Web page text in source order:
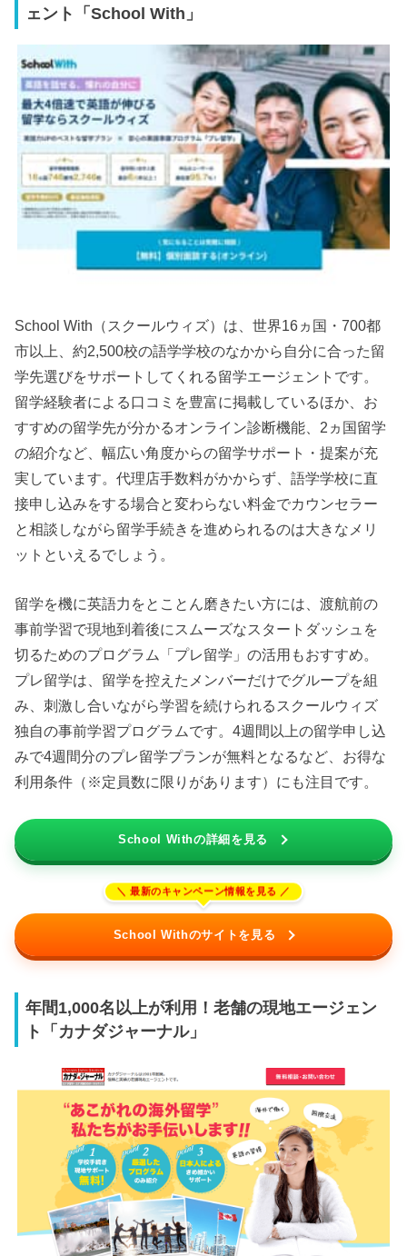
ェント「School With」
School With（スクールウィズ）は、世界16ヵ国・700都
市以上、約2,500校の語学学校のなかから自分に合った留
学先選びをサポートしてくれる留学エージェントです。
留学経験者による口コミを豊富に掲載しているほか、お
すすめの留学先が分かるオンライン診断機能、2ヵ国留学
の紹介など、幅広い角度からの留学サポート・提案が充
実しています。代理店手数料がかからず、語学学校に直
接申し込みをする場合と変わらない料金でカウンセラー
と相談しながら留学手続きを進められるのは大きなメリ
ットといえるでしょう。
留学を機に英語力をとことん磨きたい方には、渡航前の
事前学習で現地到着後にスムーズなスタートダッシュを
切るためのプログラム「プレ留学」の活用もおすすめ。
プレ留学は、留学を控えたメンバーだけでグループを組
み、刺激し合いながら学習を続けられるスクールウィズ
独自の事前学習プログラムです。4週間以上の留学申し込
みで4週間分のプレ留学プランが無料となるなど、お得な
利用条件（※定員数に限りがあります）にも注目です。
School Withの詳細を見る
School Withのサイトを見る
年間1,000名以上が利用！老舗の現地エージェン
ト「カナダジャーナル」